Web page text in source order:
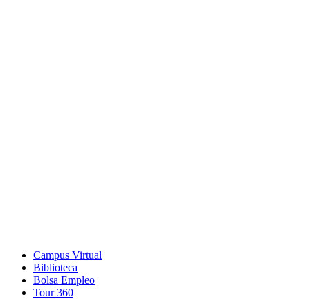
Campus Virtual
Biblioteca
Bolsa Empleo
Tour 360